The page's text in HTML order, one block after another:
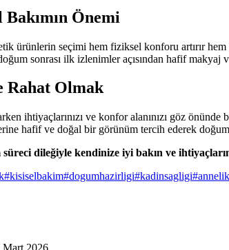
Önemi
ürünlerin seçimi hem fiziksel konforu artırır
sonrası ilk izlenimler açısından hafif
Rahat Olmak
ihtiyaçlarınızı ve konfor alanınızı göz
hafif ve doğal bir görünüm tercih ederek
dileğiyle kendinize iyi bakın ve
#kisiselbakim#dogumhazirligi#kadinsagligi#annelik